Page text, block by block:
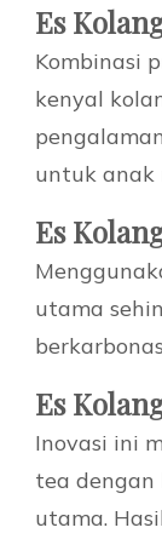
Es
Kombinasi
kenyal
untuk anak
Es
utama
Es
Inovasi ini
tea
utama.